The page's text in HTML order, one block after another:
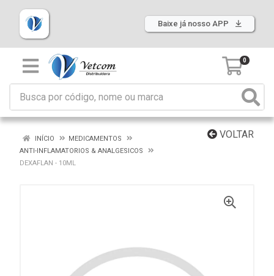
Baixe já nosso APP
0
VOLTAR
INÍCIO
MEDICAMENTOS
ANTI-INFLAMATORIOS & ANALGESICOS
DEXAFLAN - 10ML